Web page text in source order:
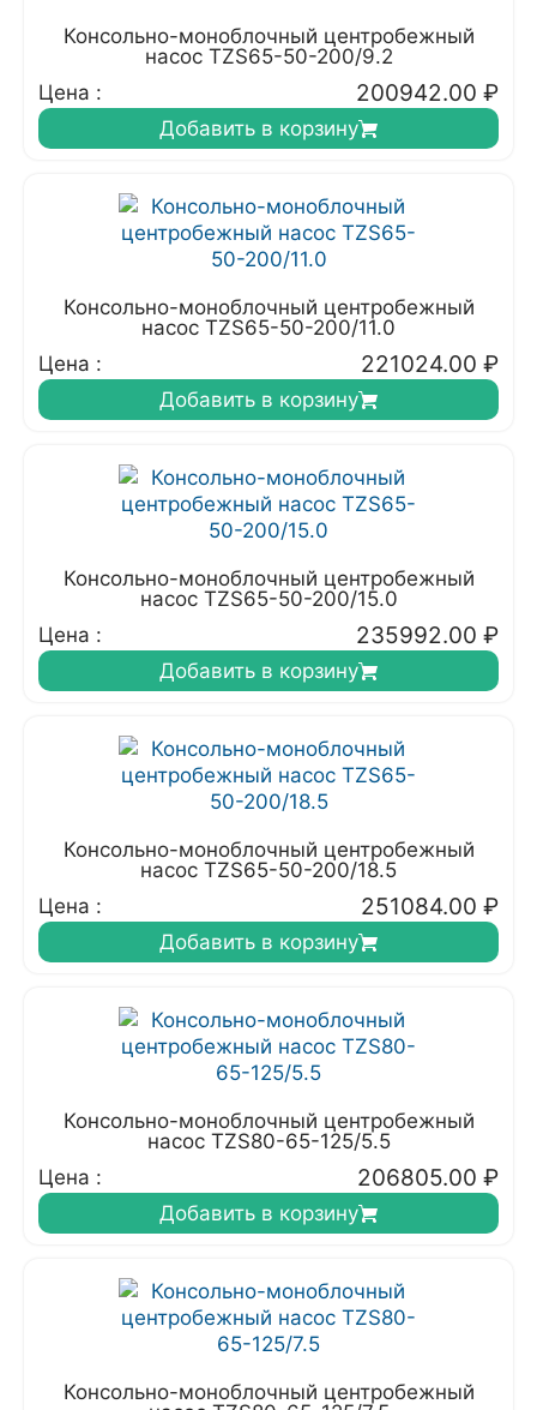
Консольно-моноблочный центробежный
насос TZS65-50-200/9.2
Цена :
200942.00 ₽
Добавить в корзину
Консольно-моноблочный центробежный
насос TZS65-50-200/11.0
Цена :
221024.00 ₽
Добавить в корзину
Консольно-моноблочный центробежный
насос TZS65-50-200/15.0
Цена :
235992.00 ₽
Добавить в корзину
Консольно-моноблочный центробежный
насос TZS65-50-200/18.5
Цена :
251084.00 ₽
Добавить в корзину
Консольно-моноблочный центробежный
насос TZS80-65-125/5.5
Цена :
206805.00 ₽
Добавить в корзину
Консольно-моноблочный центробежный